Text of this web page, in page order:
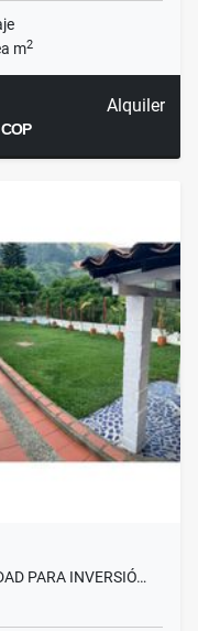
m2
Alquiler
COP
PARA INVERSIÓ…